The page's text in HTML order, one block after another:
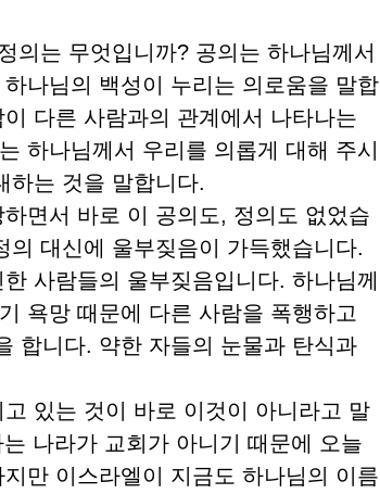
는 무엇입니까? 공의는 하나님께서
나님의 백성이 누리는 의로움을 말합
다른 사람과의 관계에서 나타나는
하나님께서 우리를 의롭게 대해 주시
하는 것을 말합니다.
면서 바로 이 공의도, 정의도 없었습
대신에 울부짖음이 가득했습니다.
사람들의 울부짖음입니다. 하나님께
욕망 때문에 다른 사람을 폭행하고
합니다. 약한 자들의 눈물과 탄식과
있는 것이 바로 이것이 아니라고 말
나라가 교회가 아니기 때문에 오늘
만 이스라엘이 지금도 하나님의 이름